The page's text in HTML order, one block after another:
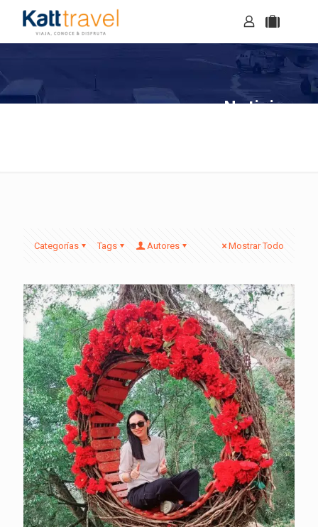
Noticias
Categorías Tags Autores Mostrar Todo